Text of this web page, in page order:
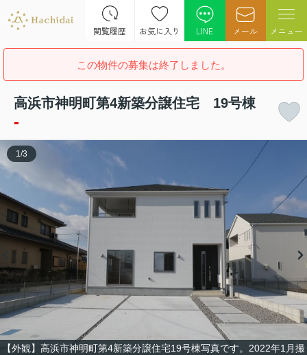
閲覧履歴 お気に入り LINE メール メニュー
この物件の募集は終了しました。
高浜市神明町第4新築分譲住宅 19号棟
-
【外観】高浜市神明町第4新築分譲住宅19号棟写真です。2022年1月撮
1 /3